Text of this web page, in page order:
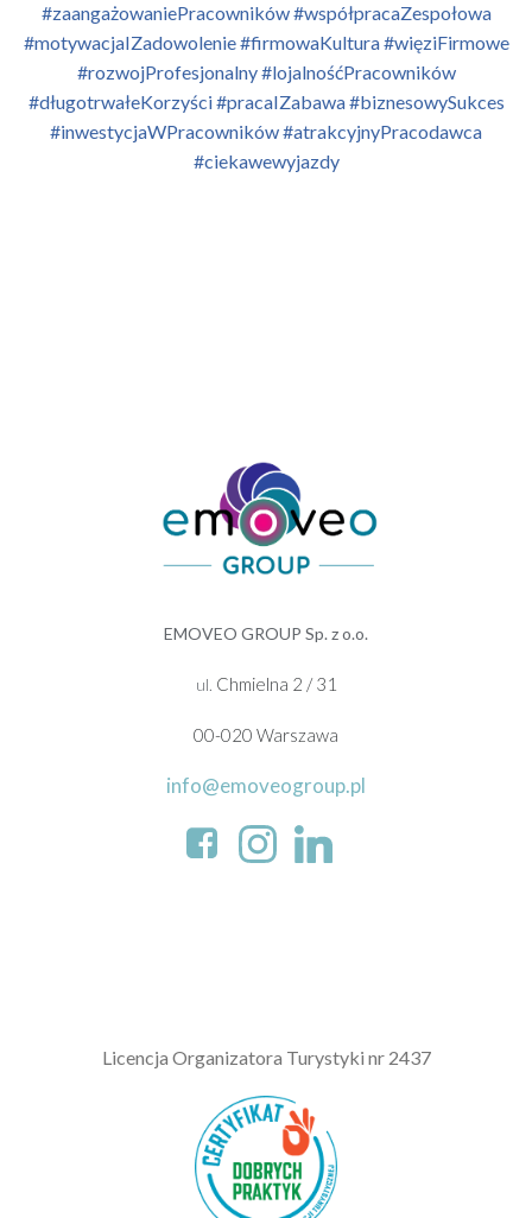
#zaangażowaniePracowników #współpracaZespołowa
#motywacjaIZadowolenie #firmowaKultura #więziFirmowe
#rozwojProfesjonalny #lojalnośćPracowników
#długotrwałeKorzyści #pracaIZabawa #biznesowySukces
#inwestycjaWPracowników #atrakcyjnyPracodawca
#ciekawewyjazdy
EMOVEO GROUP Sp. z o.o.
ul. Chmielna 2 / 31
00-020 Warszawa
info@emoveogroup.pl
Licencja Organizatora Turystyki nr 2437